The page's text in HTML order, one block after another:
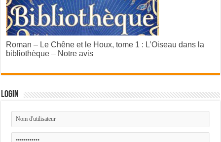
Roman – Le Chêne et le Houx, tome 1 : L’Oiseau dans la
bibliothèque – Notre avis
Login